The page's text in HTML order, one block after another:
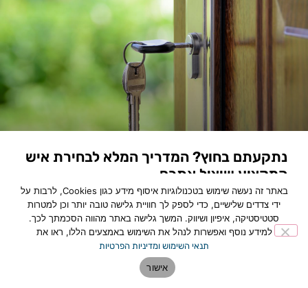
נתקעתם בחוץ? המדריך המלא לבחירת איש
המקצוע שיציל אתכם
לכתבה המלאה »
באתר זה נעשה שימוש בטכנולוגיות איסוף מידע כגון Cookies, לרבות על
ידי צדדים שלישיים, כדי לספק לך חוויית גלישה טובה יותר וכן למטרות
סטטיסטיקה, איפיון ושיווק. המשך גלישה באתר מהווה הסכמתך לכך.
למידע נוסף ואפשרות לנהל את השימוש באמצעים הללו, ראו את
תנאי השימוש ומדיניות הפרטיות
אישור